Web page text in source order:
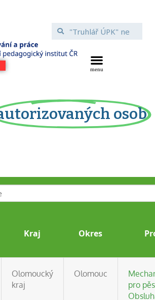
osob
Kraj Okres
Olomoucký
kraj
Olomouc
pro